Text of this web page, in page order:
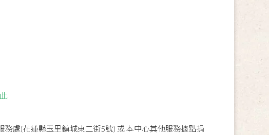
處(花蓮縣玉里鎮城東二街5號) 或 本中心其他服務據點捐